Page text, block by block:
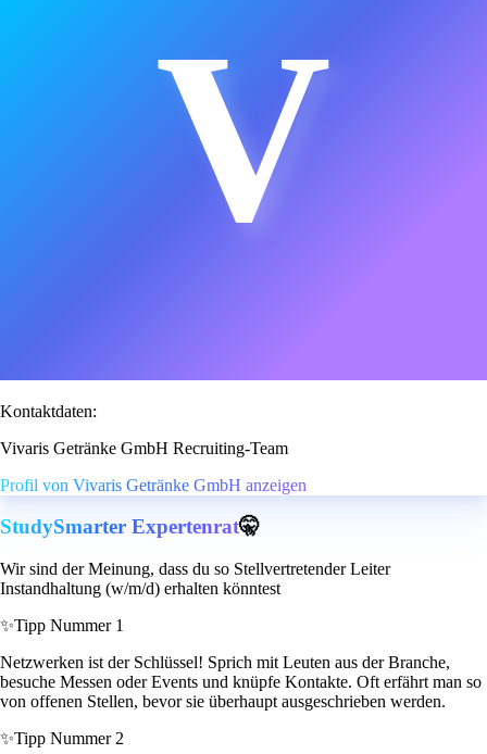
V
Kontaktdaten:
Vivaris Getränke GmbH Recruiting-Team
Profil von Vivaris Getränke GmbH anzeigen
StudySmarter Expertenrat🤫
Wir sind der Meinung, dass du so Stellvertretender Leiter
Instandhaltung (w/m/d) erhalten könntest
✨Tipp Nummer 1
Netzwerken ist der Schlüssel! Sprich mit Leuten aus der Branche,
besuche Messen oder Events und knüpfe Kontakte. Oft erfährt man so
von offenen Stellen, bevor sie überhaupt ausgeschrieben werden.
✨Tipp Nummer 2